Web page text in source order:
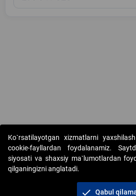
Copyright © 2017-2026. "Elektron
AJ. Barcha huquqlar himoyalangan
Ko`rsatilayotgan xizmatlarni
cookie-fayllardan foydalanamiz.
siyosati va shaxsiy ma`lumotlardan
qilganingizni anglatadi.
check Qabul